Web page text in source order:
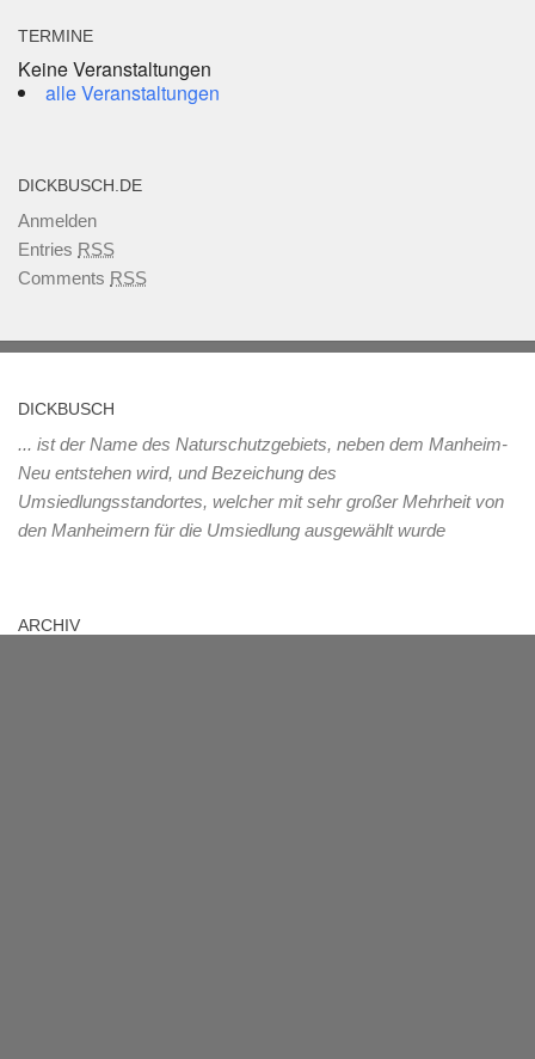
TERMINE
Keine Veranstaltungen
alle Veranstaltungen
DICKBUSCH.DE
Anmelden
Entries RSS
Comments RSS
DICKBUSCH
... ist der Name des Naturschutzgebiets, neben dem Manheim-
Neu entstehen wird, und Bezeichung des
Umsiedlungsstandortes, welcher mit sehr großer Mehrheit von
den Manheimern für die Umsiedlung ausgewählt wurde
ARCHIV